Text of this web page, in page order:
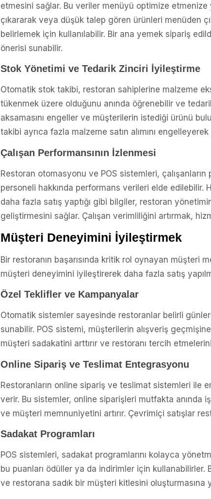
etmesini sağlar. Bu veriler menüyü optimize etmenize
çıkararak veya düşük talep gören ürünleri menüden
belirlemek için kullanılabilir. Bir ana yemek sipariş
önerisi sunabilir.
Stok Yönetimi ve Tedarik Zinciri İyileştirme
Otomatik stok takibi, restoran sahiplerine malzeme
tükenmek üzere olduğunu anında öğrenebilir ve
aksamasını engeller ve müşterilerin istediği ürünü
takibi ayrıca fazla malzeme satın alımını
Çalışan Performansının İzlenmesi
Restoran otomasyonu ve POS sistemleri,
personeli hakkında performans verileri elde edilebilir.
daha fazla satış yaptığı gibi bilgiler, restoran
geliştirmesini sağlar. Çalışan verimliliğini artırmak,
Müşteri Deneyimini İyileştirmek
Bir restoranın başarısında kritik rol oynayan
müşteri deneyimini iyileştirerek daha fazla satış
Özel Teklifler ve Kampanyalar
Otomatik sistemler sayesinde restoranlar belirli
sunabilir. POS sistemi, müşterilerin alışveriş
müşteri sadakatini arttırır ve restoranı tercih
Online Sipariş ve Teslimat Entegrasyonu
Restoranların online sipariş ve teslimat sistemleri ile
verir. Bu sistemler, online siparişleri mutfakta anında
ve müşteri memnuniyetini artırır. Çevrimiçi satışlar
Sadakat Programları
POS sistemleri, sadakat programlarını kolayca
bu puanları ödüller ya da indirimler için
ve restorana sadık bir müşteri kitlesini oluşturmasına